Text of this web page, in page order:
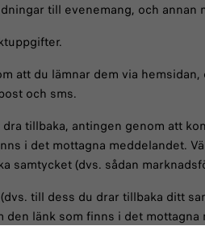
till evenemang, och
att du lämnar dem via
och sms.
tillbaka, antingen genom att
i det mottagna meddelandet.
samtycket (dvs. sådan
till dess du drar tillbaka ditt
länk som finns i det mottagna